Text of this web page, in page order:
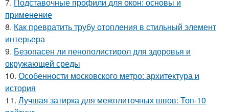
применение
8. Как превратить трубу отопления в стильный элемент
интерьера
9. Безопасен ли пенополистирол для здоровья и
окружающей среды
10. Особенности московского метро: архитектура и
история
11. Лучшая затирка для межплиточных швов: Топ-10